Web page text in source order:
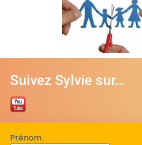
Prénom
Suivez Sylvie sur…
Contacter Sylvie